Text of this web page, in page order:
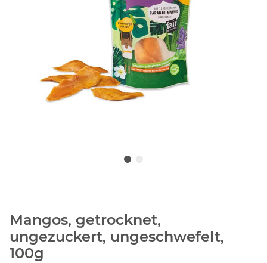
Mangos, getrocknet,
ungezuckert, ungeschwefelt,
100g